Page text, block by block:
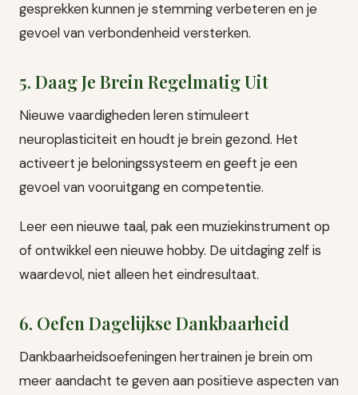
gesprekken kunnen je stemming verbeteren en je
gevoel van verbondenheid versterken.
5. Daag Je Brein Regelmatig Uit
Nieuwe vaardigheden leren stimuleert
neuroplasticiteit en houdt je brein gezond. Het
activeert je beloningssysteem en geeft je een
gevoel van vooruitgang en competentie.
Leer een nieuwe taal, pak een muziekinstrument op
of ontwikkel een nieuwe hobby. De uitdaging zelf is
waardevol, niet alleen het eindresultaat.
6. Oefen Dagelijkse Dankbaarheid
Dankbaarheidsoefeningen hertrainen je brein om
meer aandacht te geven aan positieve aspecten van